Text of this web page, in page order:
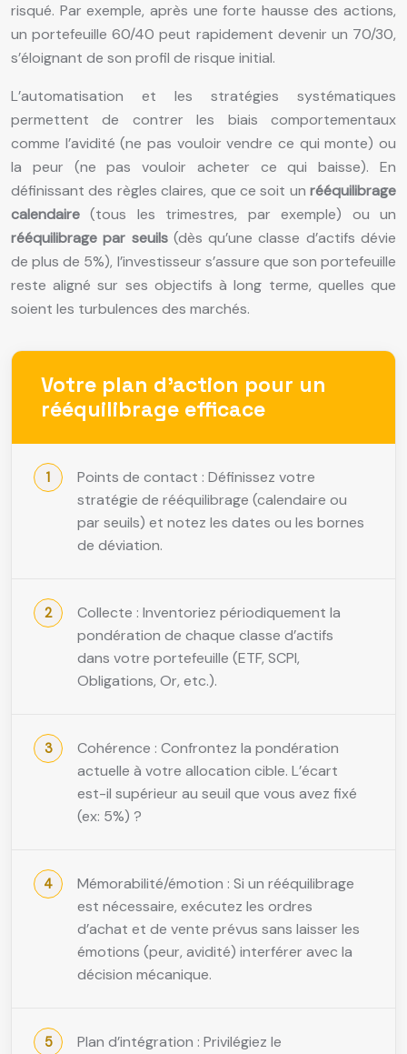
risqué. Par exemple, après une forte hausse des actions,
un portefeuille 60/40 peut rapidement devenir un 70/30,
s’éloignant de son profil de risque initial.
L’automatisation et les stratégies systématiques
permettent de contrer les biais comportementaux
comme l’avidité (ne pas vouloir vendre ce qui monte) ou
la peur (ne pas vouloir acheter ce qui baisse). En
définissant des règles claires, que ce soit un rééquilibrage
calendaire (tous les trimestres, par exemple) ou un
rééquilibrage par seuils(dès qu’une classe d’actifs dévie
de plus de 5%), l’investisseur s’assure que son portefeuille
reste aligné sur ses objectifs à long terme, quelles que
soient les turbulences des marchés.
Votre plan d’action pour un
rééquilibrage efficace
Points de contact : Définissez votre
stratégie de rééquilibrage (calendaire ou
par seuils) et notez les dates ou les bornes
de déviation.
Collecte : Inventoriez périodiquement la
pondération de chaque classe d’actifs
dans votre portefeuille (ETF, SCPI,
Obligations, Or, etc.).
Cohérence : Confrontez la pondération
actuelle à votre allocation cible. L’écart
est-il supérieur au seuil que vous avez fixé
(ex: 5%) ?
Mémorabilité/émotion : Si un rééquilibrage
est nécessaire, exécutez les ordres
d’achat et de vente prévus sans laisser les
émotions (peur, avidité) interférer avec la
décision mécanique.
Plan d’intégration : Privilégiez le